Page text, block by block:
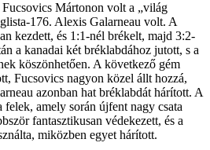
Mártonon volt a „világ
176. Alexis Galarneau volt. A
kezdett, és 1:1-nél brékelt, majd 3:2-
a kanadai két bréklabdához jutott, s a
köszönhetően. A következő gém
Fucsovics nagyon közel állt hozzá,
azonban hat bréklabdát hárított. A
felek, amely során újfent nagy csata
fantasztikusan védekezett, és a
miközben egyet hárított.